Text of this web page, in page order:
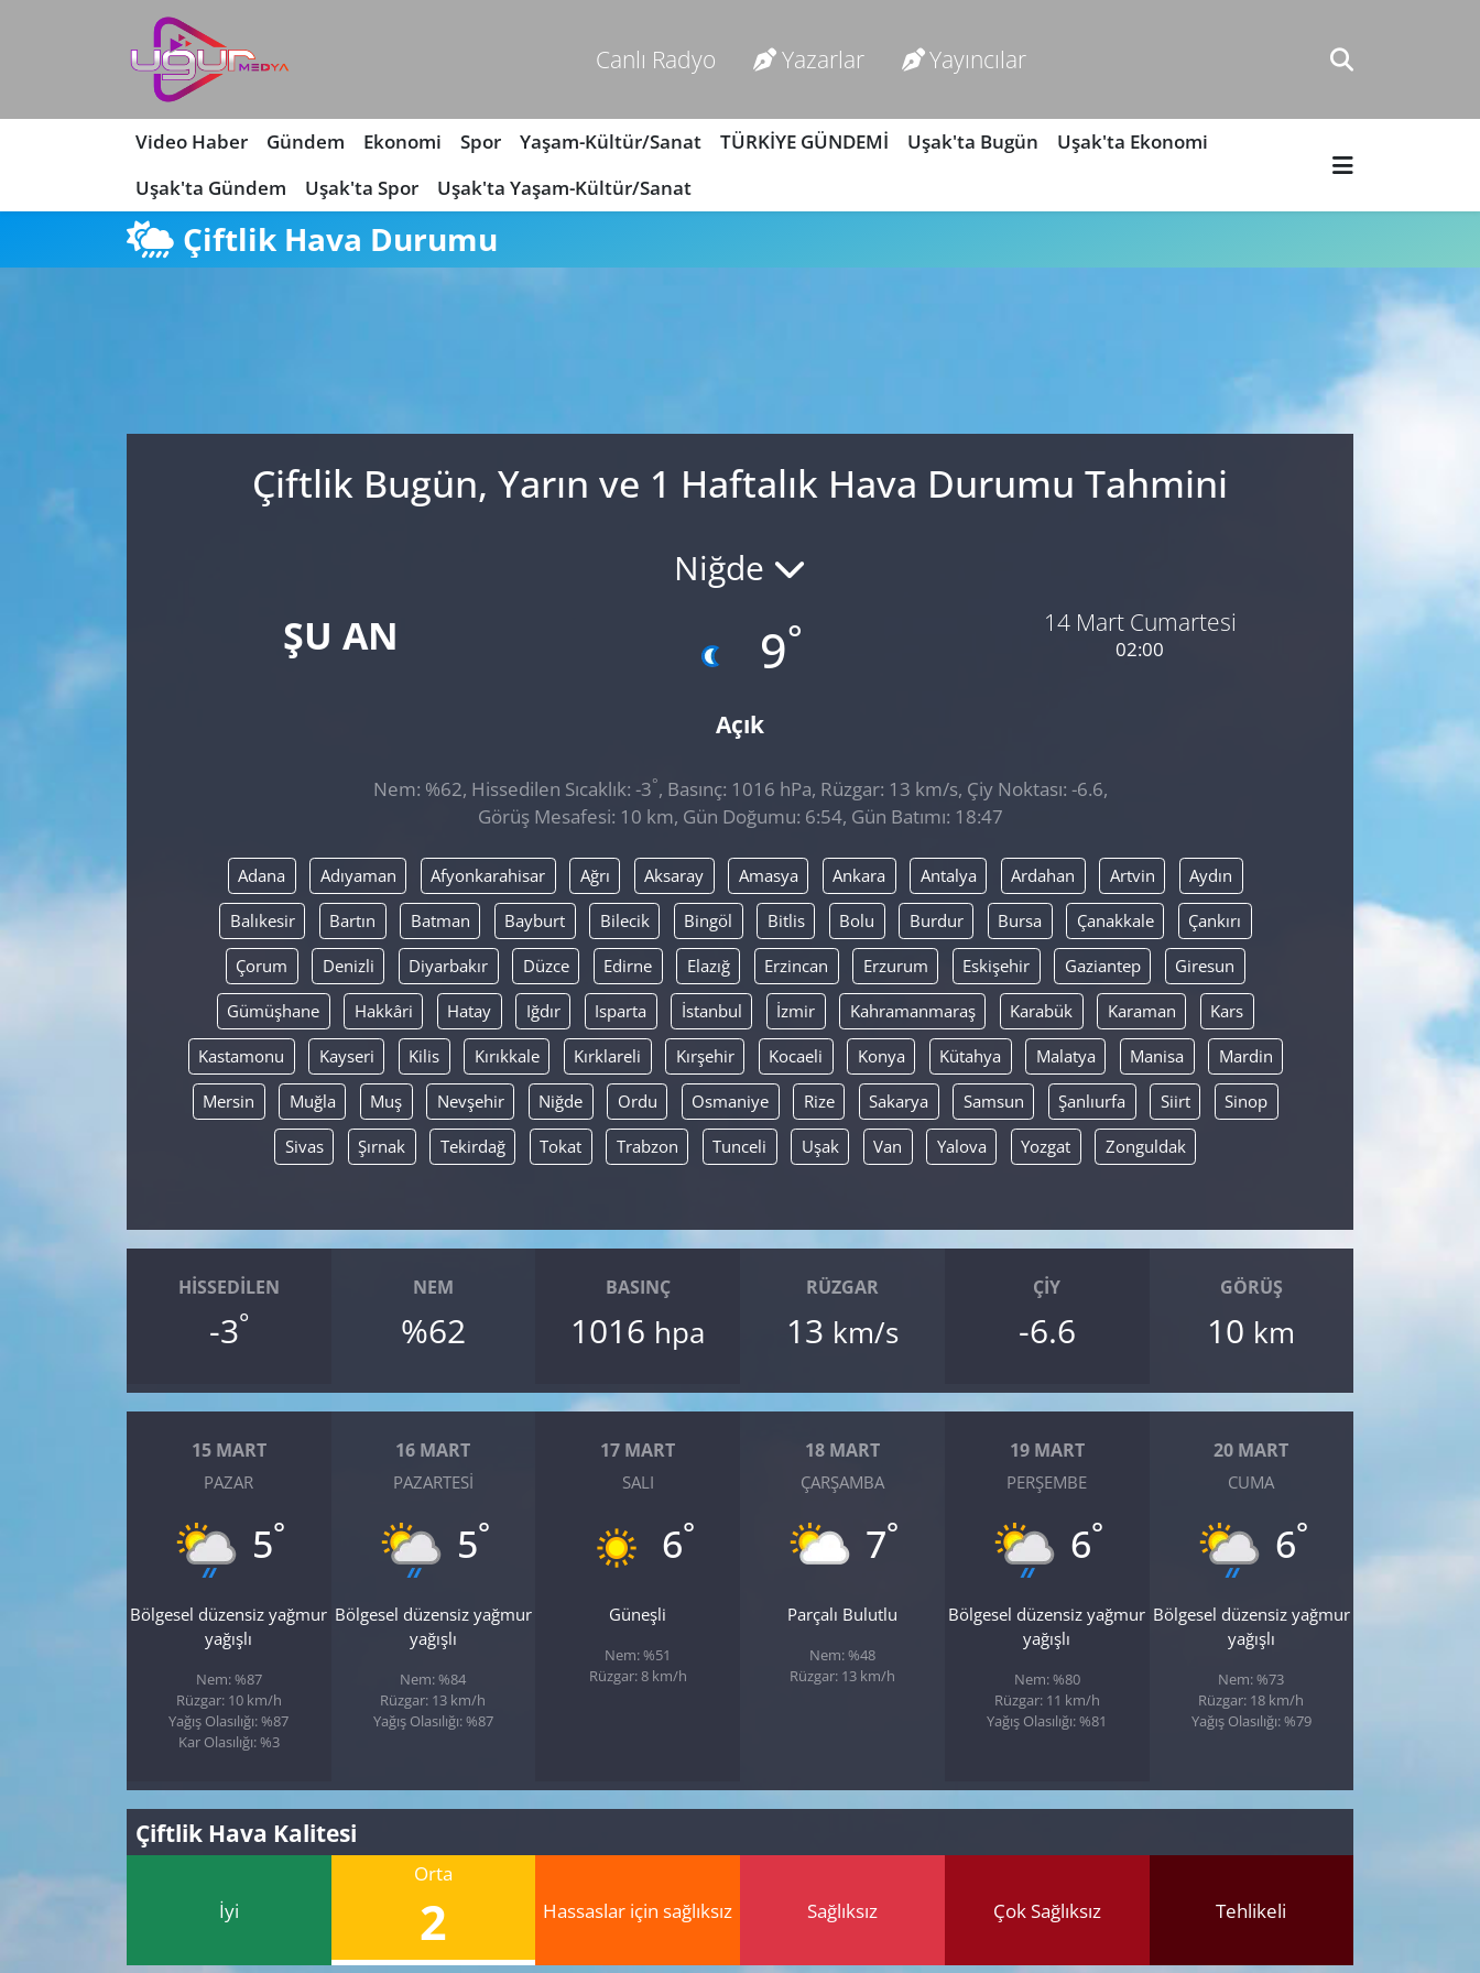
Canlı Radyo Yazarlar Yayıncılar
Video Haber Gündem Ekonomi Spor Yaşam-Kültür/Sanat TÜRKİYE GÜNDEMİ Uşak'ta Bugün
Uşak'ta Ekonomi
Uşak'ta Gündem
Uşak'ta Spor Uşak'ta Yaşam-Kültür/Sanat
Çiftlik Hava Durumu
Çiftlik Bugün, Yarın ve 1 Haftalık Hava Durumu Tahmini
ŞU AN
Niğde
9°
Açık
14 Mart Cumartesi
02:00
Nem: %62, Hissedilen Sıcaklık: -3°, Basınç: 1016 hPa, Rüzgar: 13 km/s, Çiy Noktası: -6.6,
Görüş Mesafesi: 10 km, Gün Doğumu: 6:54, Gün Batımı: 18:47
Adana Adıyaman Afyonkarahisar Ağrı Aksaray Amasya Ankara Antalya Ardahan Artvin Aydın
Balıkesir Bartın Batman Bayburt Bilecik Bingöl Bitlis Bolu Burdur Bursa Çanakkale Çankırı
Çorum Denizli Diyarbakır Düzce Edirne Elazığ Erzincan Erzurum Eskişehir Gaziantep Giresun
Gümüşhane Hakkâri Hatay Iğdır Isparta İstanbul İzmir Kahramanmaraş Karabük Karaman Kars
Kastamonu Kayseri Kilis Kırıkkale Kırklareli Kırşehir Kocaeli Konya Kütahya Malatya Manisa Mardin
Mersin Muğla Muş Nevşehir Niğde Ordu Osmaniye Rize Sakarya Samsun Şanlıurfa Siirt Sinop
Sivas Şırnak Tekirdağ Tokat Trabzon Tunceli Uşak Van Yalova Yozgat Zonguldak
HISSEDILEN
-3°
NEM
%62
BASINÇ
1016 hpa
RÜZGAR
13 km/s
ÇIY
-6.6
GÖRÜŞ
10 km
15 MART
PAZAR
5°
Bölgesel düzensiz yağmur
yağışlı
Nem: %87
Rüzgar: 10 km/h
Yağış Olasılığı: %87
Kar Olasılığı: %3
16 MART
PAZARTESI
5°
Bölgesel düzensiz yağmur
yağışlı
Nem: %84
Rüzgar: 13 km/h
Yağış Olasılığı: %87
17 MART
SALI
6°
Güneşli
Nem: %51
Rüzgar: 8 km/h
18 MART
ÇARŞAMBA
7°
Parçalı Bulutlu
Nem: %48
Rüzgar: 13 km/h
19 MART
PERŞEMBE
6°
Bölgesel düzensiz yağmur
yağışlı
Nem: %80
Rüzgar: 11 km/h
Yağış Olasılığı: %81
20 MART
CUMA
6°
Bölgesel düzensiz yağmur
yağışlı
Nem: %73
Rüzgar: 18 km/h
Yağış Olasılığı: %79
Çiftlik Hava Kalitesi
İyi
Orta
2 Hassaslar için sağlıksız Sağlıksız Çok Sağlıksız Tehlikeli
Nöbetçi Eczaneler
Hava Durumu
Namaz Vakitleri
Trafik Durumu